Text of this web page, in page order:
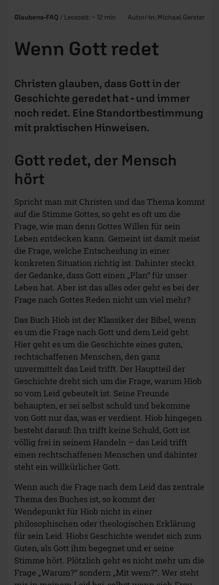
Glaubens-FAQ / Lesezeit: ~ 12 min Autor/-in: Michael Gerster
Wenn Gott redet
Christen glauben, dass Gott in der
Geschichte geredet hat - und immer
noch redet. Eine Standortbestimmung
mit praktischen Hinweisen.
Gott redet, der Mensch
hört
Spricht man mit Christen und das Thema kommt
auf die Stimme Gottes, so geht es oft um die
Frage, wie man denn Gottes Willen für sein
Leben entdecken kann. Gemeint ist damit meist
die Frage, welche Entscheidung in einer
konkreten Situation richtig ist. Dahinter steckt
der Gedanke, dass Gott einen „Plan“ für unser
Leben hat. Aber ist das alles oder geht es bei der
Frage nach Gottes Reden nicht um viel mehr?
Das Buch Hiob ist der Klassiker der Bibel, wenn
es um die Frage nach Gott und dem Leid geht.
Hier geht es um die Geschichte eines guten,
rechtschaffenen Menschen, den ganz
unvermittelt das Leid trifft. Der Hauptteil der
Geschichte dreht sich um die Frage, warum Hiob
so vom Leid gebeutelt ist. Seine Freunde
behaupten, er sei selbst schuld und bekomme
von Gott nur das, was er verdient. Hiob hingegen
besteht darauf: Ihn trifft keine Schuld, Gott ist
völlig frei in seinem Handeln – das Leid trifft
einen rechtschaffenen Menschen und dahinter
steht ein willkürlicher Gott.
Wenn auch die Frage nach dem Leid das zentrale
Thema des Buches ist, so kommt der
Wendepunkt für Hiob nicht in einer
philosophischen oder theologischen Erklärung
für sein Leid. Hiobs Geschichte wendet sich zum
Guten, als Gott ihm begegnet und er seine
Stimme hört. Plötzlich geht es nicht mehr um die
Frage „Warum?“ sondern „Mit wem?“. Wer steht